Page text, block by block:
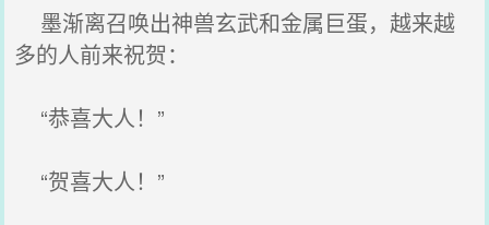
墨渐离召唤出神兽玄武和金属巨蛋，越来越
多的人前来祝贺：
“恭喜大人！”
“贺喜大人！”